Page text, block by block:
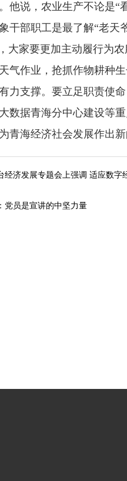
他说，农业生产不论是“
干部职工是最了解“老
大家要更加主动履行为
气作业，抢抓作物耕种
力支撑。要立足职责使
数据青海分中心建设等
青海经济社会发展作出
经济发展专题会上强调 适应数
党员是宣讲的中坚力量